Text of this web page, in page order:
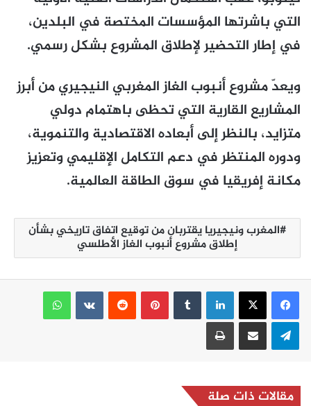
التي باشرتها المؤسسات المختصة في البلدين،
في إطار التحضير لإطلاق المشروع بشكل رسمي.
ويعدّ مشروع أنبوب الغاز المغربي النيجيري من أبرز
المشاريع القارية التي تحظى باهتمام دولي
متزايد، بالنظر إلى أبعاده الاقتصادية والتنموية،
ودوره المنتظر في دعم التكامل الإقليمي وتعزيز
مكانة إفريقيا في سوق الطاقة العالمية.
المغرب ونيجيريا يقتربان من توقيع اتفاق تاريخي بشأن
إطلاق مشروع أنبوب الغاز الأطلسي
لينكدإن بينتيريست
واتساب
تيلقرام مشاركة عبر البريد طباعة
مقالات ذات صلة